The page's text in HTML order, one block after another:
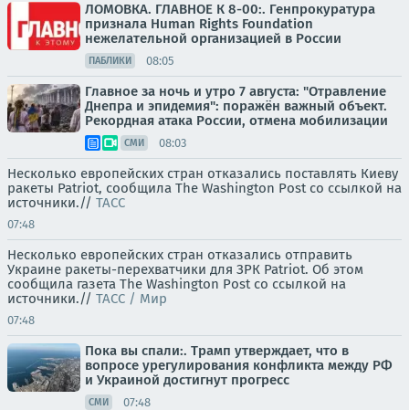
ЛОМОВКА. ГЛАВНОЕ К 8-00:. Генпрокуратура
признала Human Rights Foundation
нежелательной организацией в России
ПАБЛИКИ 08:05
Главное за ночь и утро 7 августа: "Отравление
Днепра и эпидемия": поражён важный объект.
Рекордная атака России, отмена мобилизации
СМИ 08:03
Несколько европейских стран отказались поставлять Киеву
ракеты Patriot, сообщила The Washington Post со ссылкой на
источники.// ТАСС
07:48
Несколько европейских стран отказались отправить
Украине ракеты-перехватчики для ЗРК Patriot. Об этом
сообщила газета The Washington Post со ссылкой на
источники.// ТАСС / Мир
07:48
Пока вы спали:. Трамп утверждает, что в
вопросе урегулирования конфликта между РФ
и Украиной достигнут прогресс
СМИ 07:48